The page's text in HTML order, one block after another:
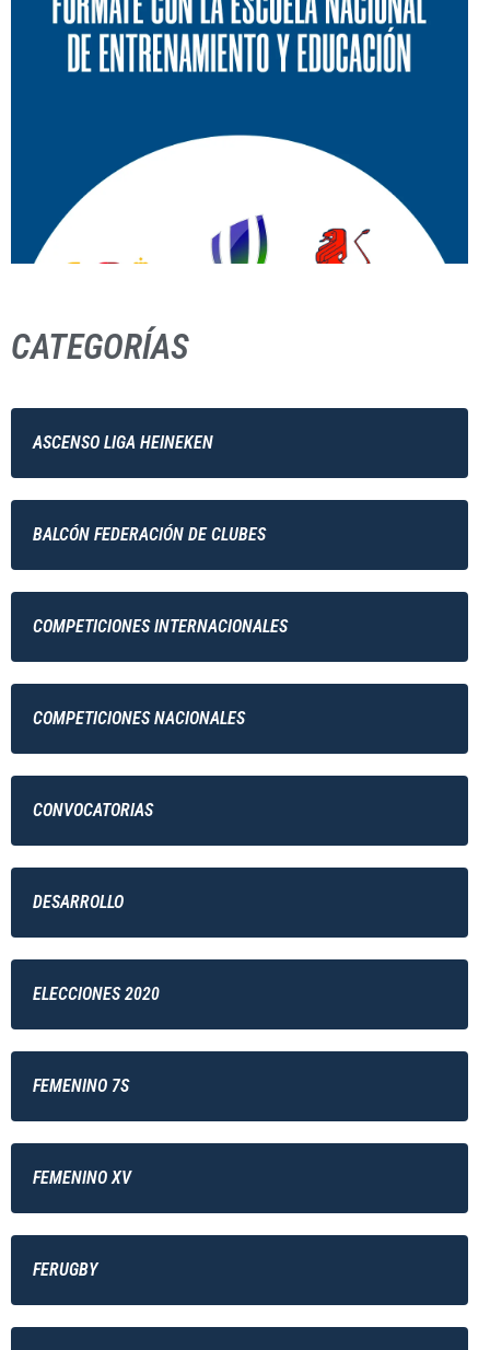
CATEGORÍAS
ASCENSO LIGA HEINEKEN
BALCÓN FEDERACIÓN DE CLUBES
COMPETICIONES INTERNACIONALES
COMPETICIONES NACIONALES
CONVOCATORIAS
DESARROLLO
ELECCIONES 2020
FEMENINO 7S
FEMENINO XV
FERUGBY